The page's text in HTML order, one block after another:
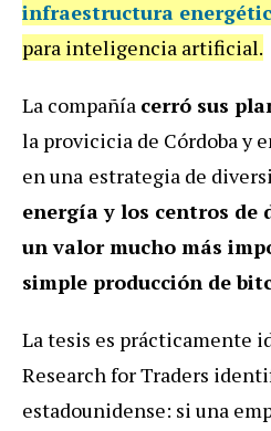
infraestructura
para inteligencia artificial.
La compañía cerró sus
la provicicia de Córdoba y
en una estrategia de
energía y los centros de
un valor mucho más
simple producción de
La tesis es prácticamente
Research for Traders
estadounidense: si una